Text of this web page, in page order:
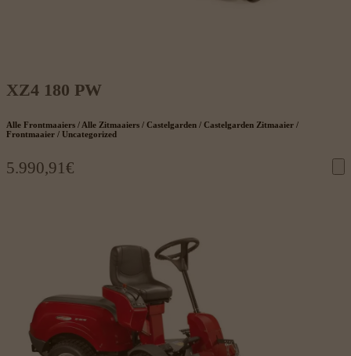
XZ4 180 PW
Alle Frontmaaiers / Alle Zitmaaiers / Castelgarden / Castelgarden Zitmaaier /
Frontmaaier / Uncategorized
5.990,91€